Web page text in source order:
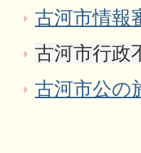
古河市情報
古河市行政
古河市公の